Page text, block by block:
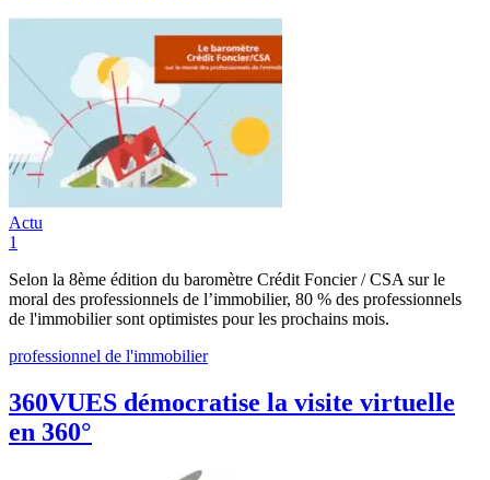
Actu
1
Selon la 8ème édition du baromètre Crédit Foncier / CSA sur le
moral des professionnels de l’immobilier, 80 % des professionnels
de l'immobilier sont optimistes pour les prochains mois.
professionnel de l'immobilier
360VUES démocratise la visite virtuelle
en 360°